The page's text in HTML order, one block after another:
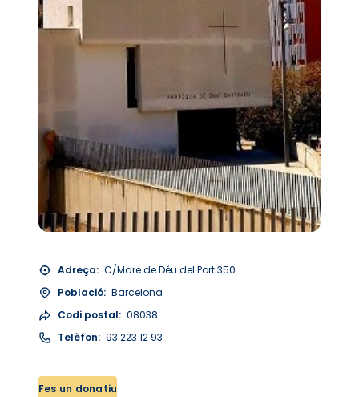
Adreça: C/Mare de Déu del Port 350
Població: Barcelona
Codi postal: 08038
Telèfon: 93 223 12 93
Fes un donatiu